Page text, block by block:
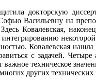
докторскую
Васильевну на
Ковалевская,
Ковалевская
с задачей.
важное техническое
других технических